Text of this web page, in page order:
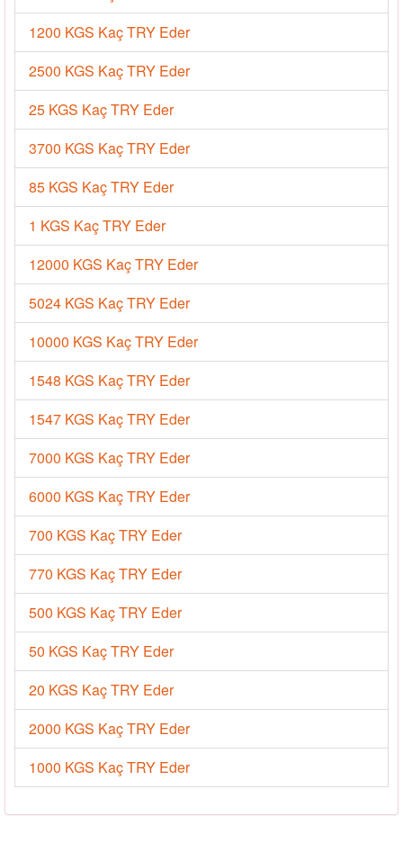
1200 KGS Kaç TRY Eder
2500 KGS Kaç TRY Eder
25 KGS Kaç TRY Eder
3700 KGS Kaç TRY Eder
85 KGS Kaç TRY Eder
1 KGS Kaç TRY Eder
12000 KGS Kaç TRY Eder
5024 KGS Kaç TRY Eder
10000 KGS Kaç TRY Eder
1548 KGS Kaç TRY Eder
1547 KGS Kaç TRY Eder
7000 KGS Kaç TRY Eder
6000 KGS Kaç TRY Eder
700 KGS Kaç TRY Eder
770 KGS Kaç TRY Eder
500 KGS Kaç TRY Eder
50 KGS Kaç TRY Eder
20 KGS Kaç TRY Eder
2000 KGS Kaç TRY Eder
1000 KGS Kaç TRY Eder